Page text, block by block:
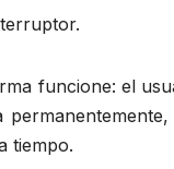
funcione: el
tiempo.